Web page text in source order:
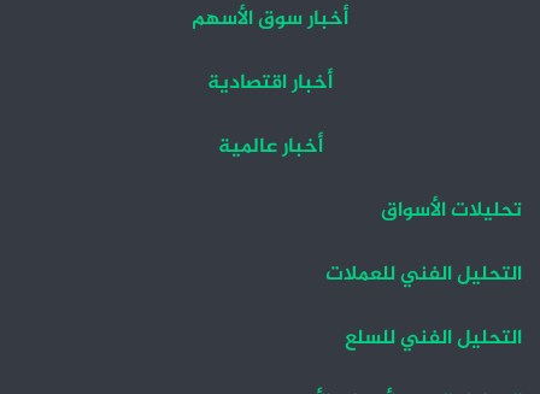
أخبار سوق الأسهم
أخبار اقتصادية
أخبار عالمية
تحليلات الأسواق
التحليل الفني للعملات
التحليل الفني للسلع